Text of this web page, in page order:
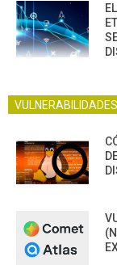
VULNERABILIDADES